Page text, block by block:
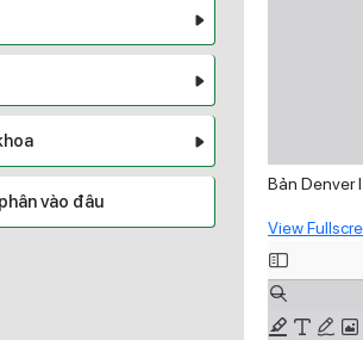
vào đâu
Bản Denver I
View
Skip
to
PDF
content